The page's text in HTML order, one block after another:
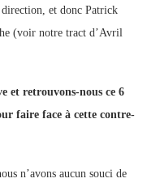
et donc Patrick
(voir notre tract d’Avril
et retrouvons-nous ce 6
faire face à cette contre-
n’avons aucun souci de